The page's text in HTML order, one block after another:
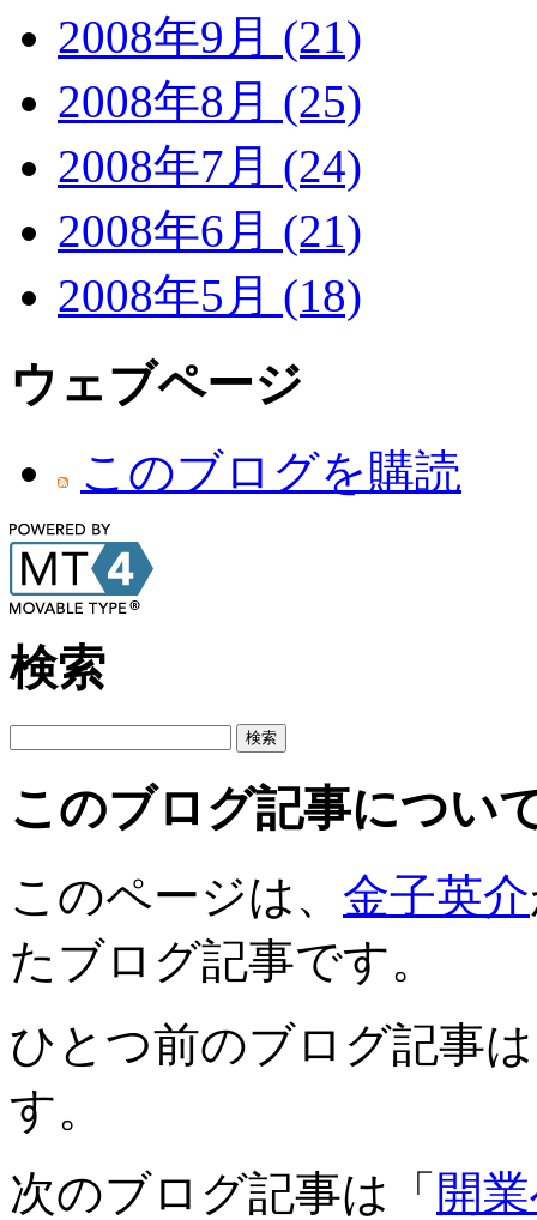
2008年9月 (21)
2008年8月 (25)
2008年7月 (24)
2008年6月 (21)
2008年5月 (18)
ウェブページ
このブログを購読
検索
このブログ記事につい
このページは、 金子英介
たブログ記事です。
ひとつ前のブログ記事
す。
次のブログ記事は「 開